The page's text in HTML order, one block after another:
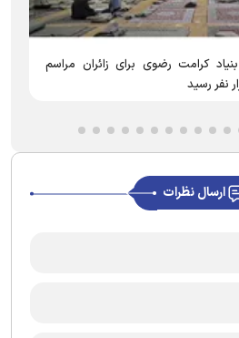
کرامت رضوی برای زائران مراسم
ارسال نظرات